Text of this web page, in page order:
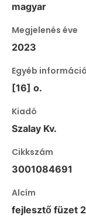
magyar
Megjelenés éve
2023
Egyéb
[16] o.
Kiadó
Szalay Kv.
Cikkszám
3001084691
Alcím
fejlesztő füzet